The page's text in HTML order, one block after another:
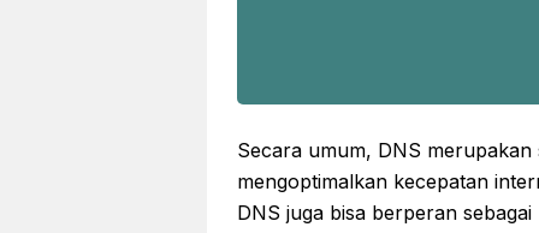
Secara umum, DNS
mengoptimalkan kecepatan
DNS juga bisa berperan